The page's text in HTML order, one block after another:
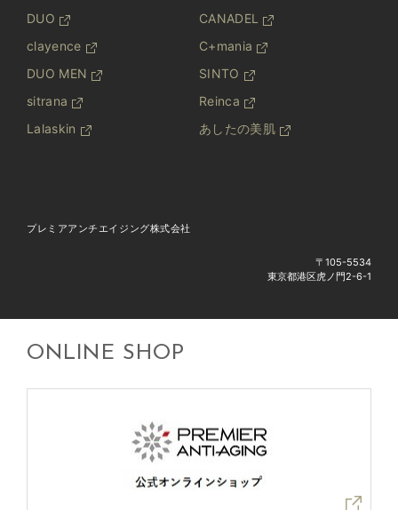
DUO
CANADEL
clayence
C+mania
DUO MEN
SINTO
sitrana
Reinca
Lalaskin
あしたの美肌
プレミアアンチエイジング株式会社
〒105-5534
東京都港区虎ノ門2-6-1
ONLINE SHOP